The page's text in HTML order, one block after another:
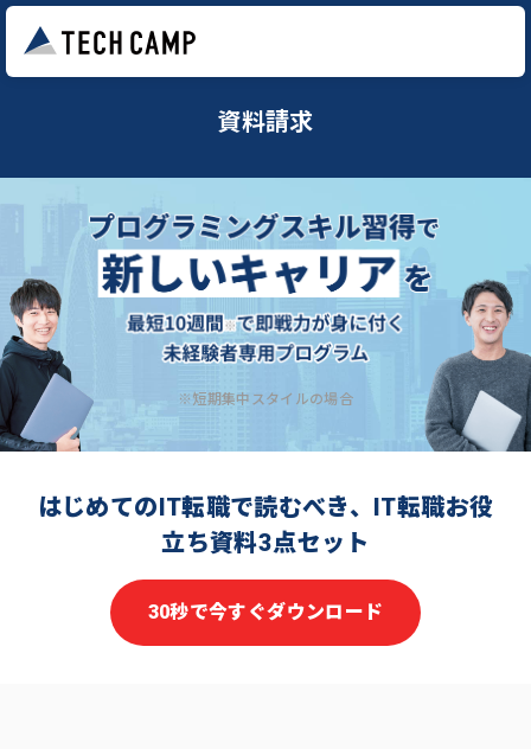
資料請求
※短期集中スタイルの場合
はじめてのIT転職で読むべき、IT転職お役
立ち資料3点セット
30秒で今すぐダウンロード